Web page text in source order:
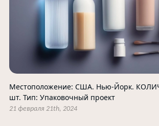
Местоположение: США. Нью-Йорк.
шт. Тип: Упаковочный проект
21 февраля 21th, 2024